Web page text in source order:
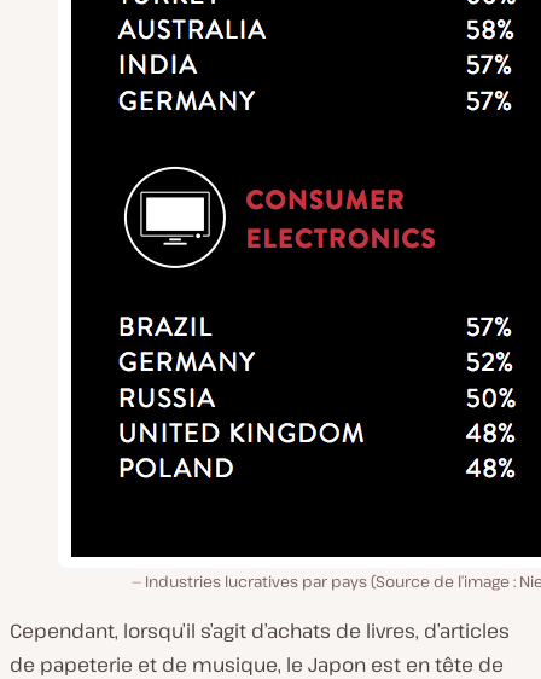
Industries lucratives par pays (Source de l’image :
Cependant, lorsqu’il s’agit d’achats de livres, d’articles
de papeterie et de musique, le Japon est en tête de